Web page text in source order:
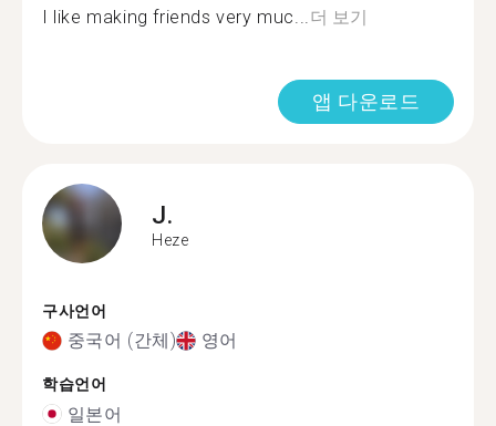
I like making friends very muc... 더 보기
앱 다운로드
J.
Heze
구사언어
중국어 (간체) 영어
학습언어
일본어